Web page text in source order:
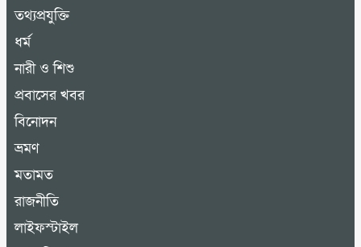
তথ্যপ্রযুক্তি
ধর্ম
নারী ও শিশু
প্রবাসের খবর
বিনোদন
ভ্রমণ
মতামত
রাজনীতি
লাইফস্টাইল